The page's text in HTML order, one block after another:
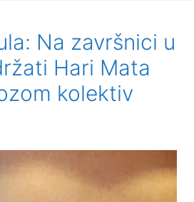
Na završnici u
Hari Mata
kolektiv